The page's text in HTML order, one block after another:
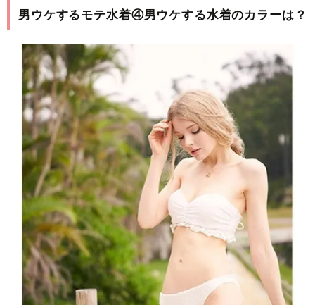
男ウケするモテ水着④男ウケする水着のカラーは？